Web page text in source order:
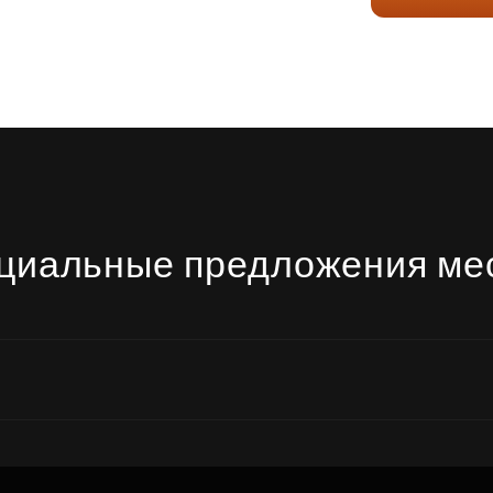
предложения